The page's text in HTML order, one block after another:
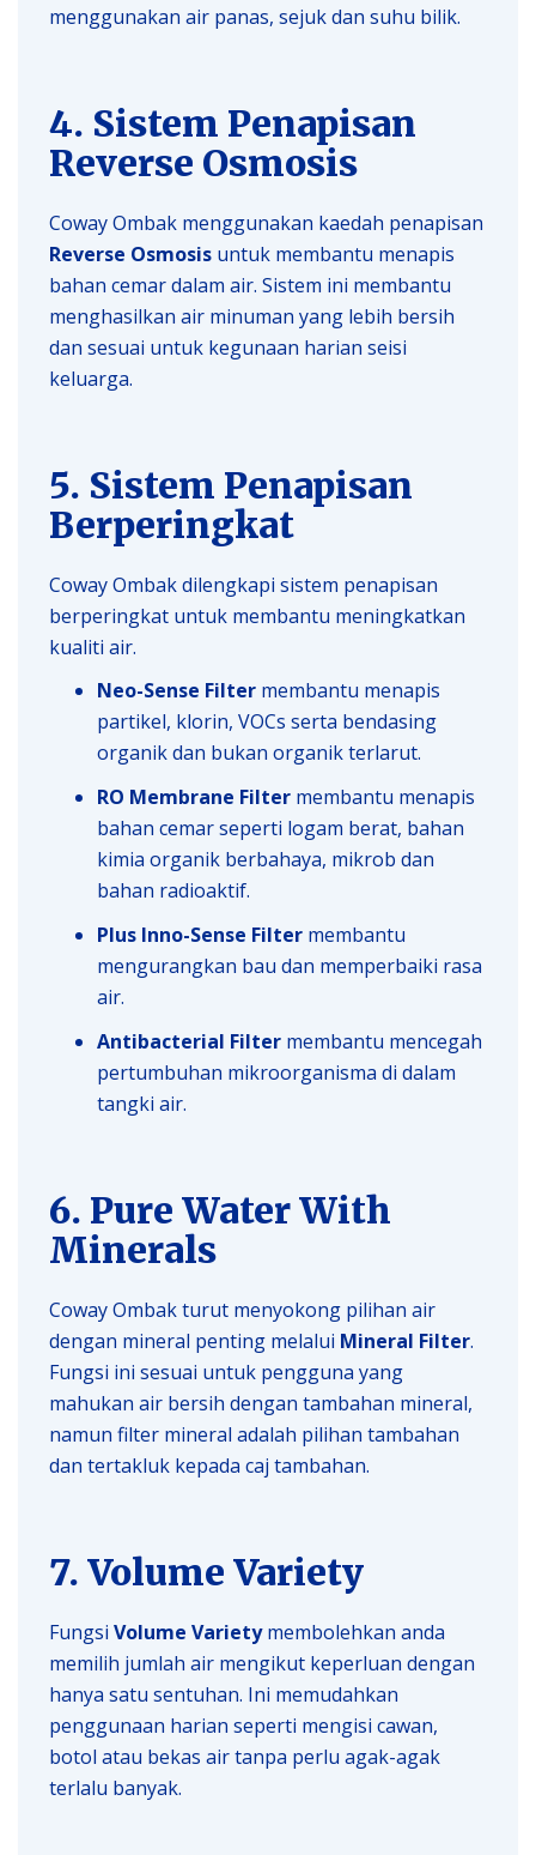
menggunakan air panas, sejuk dan suhu bilik.
4. Sistem Penapisan
Reverse Osmosis
Coway Ombak menggunakan kaedah penapisan
Reverse Osmosis untuk membantu menapis
bahan cemar dalam air. Sistem ini membantu
menghasilkan air minuman yang lebih bersih
dan sesuai untuk kegunaan harian seisi
keluarga.
5. Sistem Penapisan
Berperingkat
Coway Ombak dilengkapi sistem penapisan
berperingkat untuk membantu meningkatkan
kualiti air.
Neo-Sense Filter membantu menapis
partikel, klorin, VOCs serta bendasing
organik dan bukan organik terlarut.
RO Membrane Filter membantu menapis
bahan cemar seperti logam berat, bahan
kimia organik berbahaya, mikrob dan
bahan radioaktif.
Plus Inno-Sense Filter membantu
mengurangkan bau dan memperbaiki rasa
air.
Antibacterial Filter membantu mencegah
pertumbuhan mikroorganisma di dalam
tangki air.
6. Pure Water With
Minerals
Coway Ombak turut menyokong pilihan air
dengan mineral penting melalui Mineral Filter.
Fungsi ini sesuai untuk pengguna yang
mahukan air bersih dengan tambahan mineral,
namun filter mineral adalah pilihan tambahan
dan tertakluk kepada caj tambahan.
7. Volume Variety
Fungsi Volume Varietymembolehkan anda
memilih jumlah air mengikut keperluan dengan
hanya satu sentuhan. Ini memudahkan
penggunaan harian seperti mengisi cawan,
botol atau bekas air tanpa perlu agak-agak
terlalu banyak.